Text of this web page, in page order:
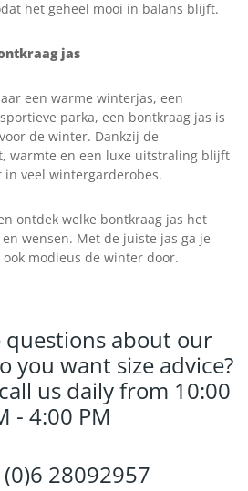
het geheel mooi in balans blijft.
jas
een warme winterjas, een
parka, een bontkraag jas is
de winter. Dankzij de
warmte en een luxe uitstraling blijft
veel wintergarderobes.
ontdek welke bontkraag jas het
wensen. Met de juiste jas ga je
modieus de winter door.
questions about our
you want size advice?
us daily from 10:00
- 4:00 PM
28092957